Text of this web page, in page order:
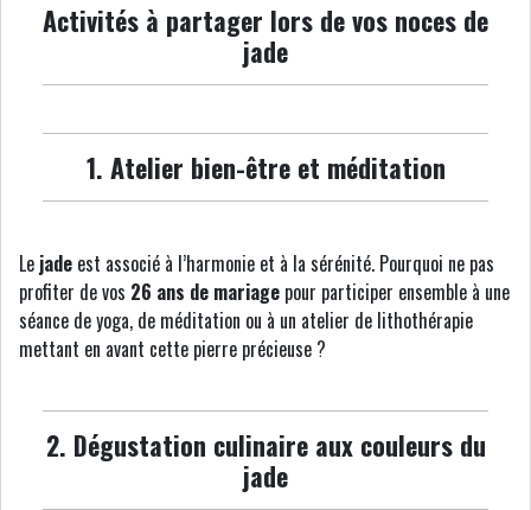
Activités à partager lors de vos noces de
jade
1. Atelier bien-être et méditation
Le jade est associé à l’harmonie et à la sérénité. Pourquoi ne pas
profiter de vos 26 ans de mariage pour participer ensemble à une
séance de yoga, de méditation ou à un atelier de lithothérapie
mettant en avant cette pierre précieuse ?
2. Dégustation culinaire aux couleurs du
jade